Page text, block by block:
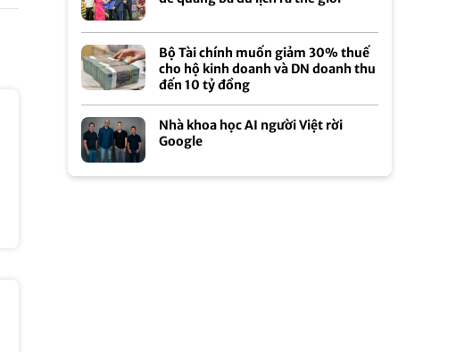
Bộ Tài chính muốn giảm 30% thuế
cho hộ kinh doanh và DN doanh thu
đến 10 tỷ đồng
Nhà khoa học AI người Việt rời
Google